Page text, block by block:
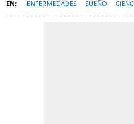
ENFERMEDADES SUEÑO